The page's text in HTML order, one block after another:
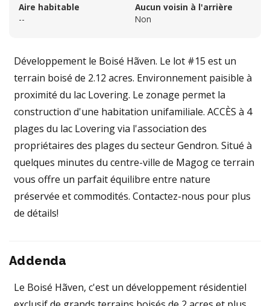
Aire habitable
--
Aucun voisin à l'arrière
Non
Développement le Boisé Hãven. Le lot #15 est un
terrain boisé de 2.12 acres. Environnement paisible à
proximité du lac Lovering. Le zonage permet la
construction d'une habitation unifamiliale. ACCÈS à 4
plages du lac Lovering via l'association des
propriétaires des plages du secteur Gendron. Situé à
quelques minutes du centre-ville de Magog ce terrain
vous offre un parfait équilibre entre nature
préservée et commodités. Contactez-nous pour plus
de détails!
Addenda
Le Boisé Hãven, c'est un développement résidentiel